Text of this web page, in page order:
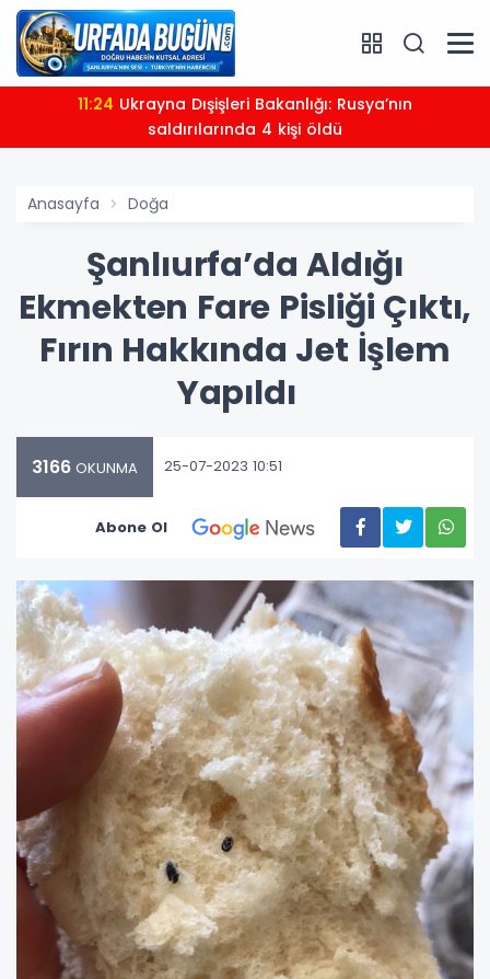
11:24
saldırılarında 4 kişi öldü
Anasayfa Doğa
Şanlıurfa’da Aldığı
Ekmekten Fare Pisliği Çıktı,
Fırın Hakkında Jet İşlem
Yapıldı
3166 OKUNMA 25-07-2023 10:51
Abone Ol